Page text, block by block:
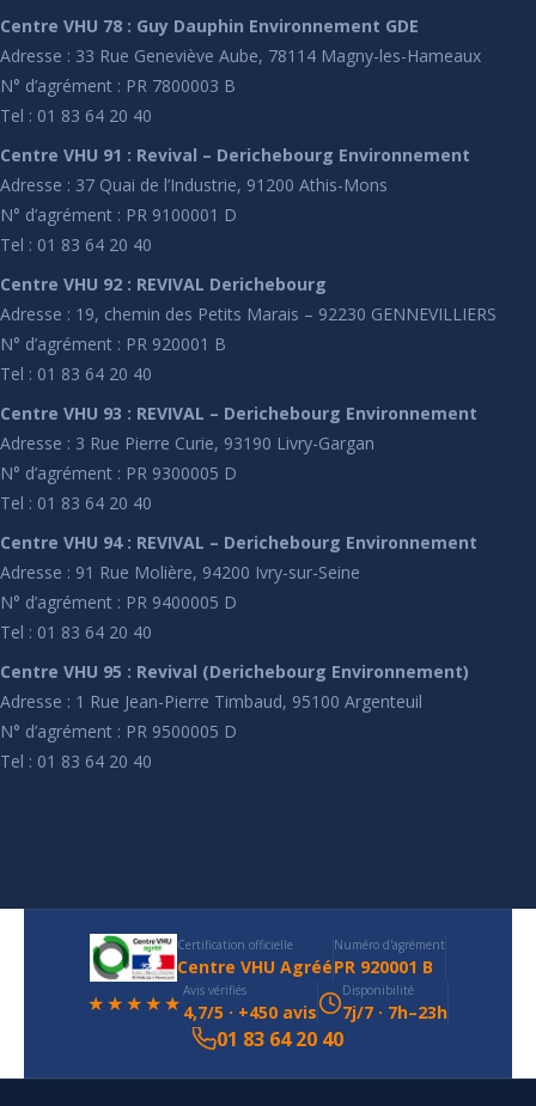
Centre VHU 78 : Guy Dauphin Environnement GDE
Adresse : 33 Rue Geneviève Aube, 78114 Magny-les-Hameaux
N° d’agrément : PR 7800003 B
Tel : 01 83 64 20 40
Centre VHU 91 : Revival – Derichebourg Environnement
Adresse : 37 Quai de l’Industrie, 91200 Athis-Mons
N° d’agrément : PR 9100001 D
Tel : 01 83 64 20 40
Centre VHU 92 : REVIVAL Derichebourg
Adresse : 19, chemin des Petits Marais – 92230 GENNEVILLIERS
N° d’agrément : PR 920001 B
Tel : 01 83 64 20 40
Centre VHU 93 : REVIVAL – Derichebourg Environnement
Adresse : 3 Rue Pierre Curie, 93190 Livry-Gargan
N° d’agrément : PR 9300005 D
Tel : 01 83 64 20 40
Centre VHU 94 : REVIVAL – Derichebourg Environnement
Adresse : 91 Rue Molière, 94200 Ivry-sur-Seine
N° d’agrément : PR 9400005 D
Tel : 01 83 64 20 40
Centre VHU 95 : Revival (Derichebourg Environnement)
Adresse : 1 Rue Jean-Pierre Timbaud, 95100 Argenteuil
N° d’agrément : PR 9500005 D
Tel : 01 83 64 20 40
Certification officielle
Centre VHU Agréé
Numéro d'agrément
PR 920001 B
★★★★★ Avis vérifiés
4,7/5 · +450 avis
Disponibilité
7j/7 · 7h–23h
01 83 64 20 40